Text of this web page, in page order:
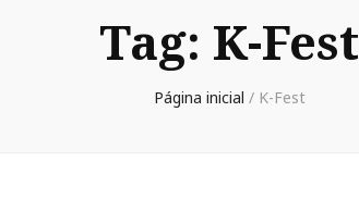
Tag: K-Fest
Página inicial / K-Fest